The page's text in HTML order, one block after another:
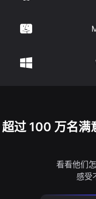
超过 100 万名满
看看他们
感受